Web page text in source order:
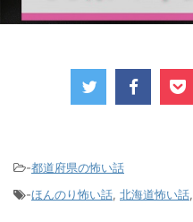
-都道府県の怖い話
-ほんのり怖い話, 北海道怖い話,